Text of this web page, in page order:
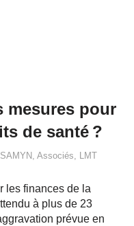
mesures pour
de santé ?
Associés, LMT
les finances de la
à plus de 23
prévue en